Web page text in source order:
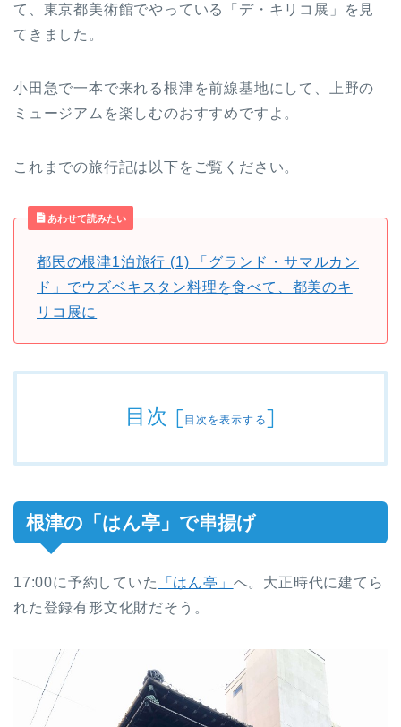
て、東京都美術館でやっている「デ・キリコ展」を見
てきました。
小田急で一本で来れる根津を前線基地にして、上野の
ミュージアムを楽しむのおすすめですよ。
これまでの旅行記は以下をご覧ください。
あわせて読みたい
都民の根津1泊旅行 (1) 「グランド・サマルカン
ド」でウズベキスタン料理を食べて、都美のキ
リコ展に
目次 [目次を表示する]
根津の「はん亭」で串揚げ
17:00に予約していた 「はん亭」 へ。大正時代に建てら
れた登録有形文化財だそう。